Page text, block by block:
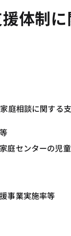
体制
相談に関する
庭センターの児
事業実施率等